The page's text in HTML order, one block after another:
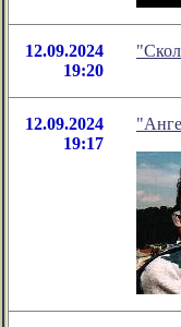
12.09.2024
19:20
12.09.2024
19:17